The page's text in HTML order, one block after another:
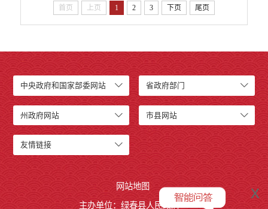
首页 上页 1 2 3 下页 尾页
中央政府和国家部委网站 省政府部门
州政府网站 市县网站
友情链接
x
网站地图
主办单位：绿春县人民政府